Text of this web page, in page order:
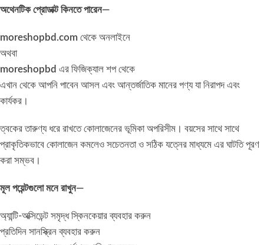
অথেনটিক প্রোডাক্ট কিনতে পারেন—
moreshopbd.com থেকে অনলাইনে
অথবা
moreshopbd এর ফিজিক্যাল শপ থেকে
এখান থেকে আপনি পাবেন আসল এবং আন্তর্জাতিক মানের পণ্য যা নিরাপদ এবং
কার্যকর।
ত্বকের তারুণ্য ধরে রাখতে কোলাজেনের ভূমিকা অপরিসীম। বয়সের সাথে সাথে
প্রাকৃতিকভাবে কোলাজেন কমলেও সচেতনতা ও সঠিক যত্নের মাধ্যমে এর ঘাটতি পূরণ
করা সম্ভব।
মূল পয়েন্টগুলো মনে রাখুন—
অ্যান্টি-অক্সিডেন্ট সমৃদ্ধ স্কিনকেয়ার ব্যবহার করুন
প্রতিদিন সানস্ক্রিন ব্যবহার করুন